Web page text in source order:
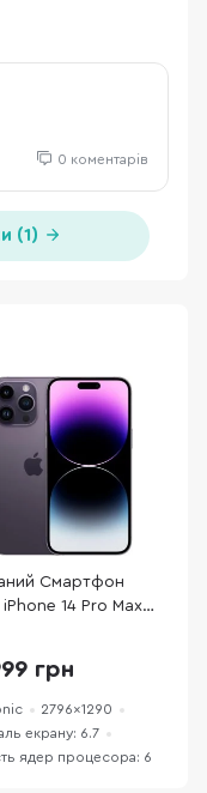
0 коментарів
(1)
Смартфон
14 Pro Max
грн
2796x1290
екрану: 6.7
ядер процесора: 6